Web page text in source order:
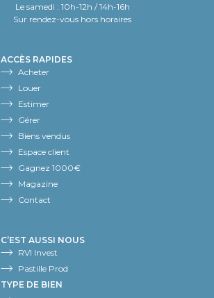
Le samedi : 10h-12h / 14h-16h
Sur rendez-vous hors horaires
ACCÈS RAPIDES
Acheter
Louer
Estimer
Gérer
Biens vendus
Espace client
Gagnez 1000€
Magazine
Contact
C’EST AUSSI NOUS
RVI Invest
Pastille Prod
TYPE DE BIEN